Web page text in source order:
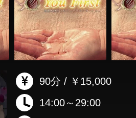
90分 / ￥15,000
14:00～29:00